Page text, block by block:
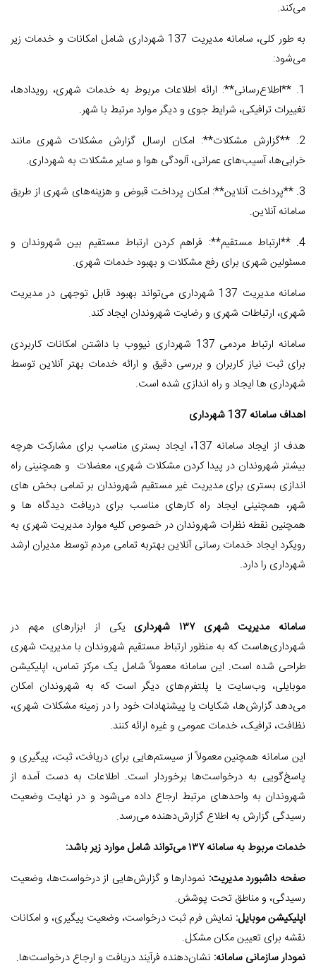
می‌کند.
به طور کلی، سامانه مدیریت 137 شهرداری شامل امکانات و خدمات زیر
می‌شود:
1. **اطلاع‌رسانی**: ارائه اطلاعات مربوط به خدمات شهری، رویدادها،
تغییرات ترافیکی، شرایط جوی و دیگر موارد مرتبط با شهر.
2. **گزارش مشکلات**: امکان ارسال گزارش مشکلات شهری مانند
خرابی‌ها، آسیب‌های عمرانی، آلودگی هوا و سایر مشکلات به شهرداری.
3. **پرداخت آنلاین**: امکان پرداخت قبوض و هزینه‌های شهری از طریق
سامانه آنلاین.
4. **ارتباط مستقیم**: فراهم کردن ارتباط مستقیم بین شهروندان و
مسئولین شهری برای رفع مشکلات و بهبود خدمات شهری.
سامانه مدیریت 137 شهرداری می‌تواند بهبود قابل توجهی در مدیریت
شهری، ارتباطات شهری و رضایت شهروندان ایجاد کند.
سامانه ارتباط مردمی 137 شهرداری نیووب با داشتن امکانات کاربردی
برای ثبت نیاز کاربران و بررسی دقیق و ارائه خدمات بهتر آنلاین توسط
شهرداری ها ایجاد و راه اندازی شده است.
اهداف سامانه 137 شهرداری
هدف از ایجاد سامانه 137، ایجاد بستری مناسب برای مشارکت هرچه
بیشتر شهروندان در پیدا کردن مشکلات شهری، معضلات و همچنینی راه
اندازی بستری برای مدیریت غیر مستقیم شهروندان بر تمامی بخش های
شهر، همچنینی ایجاد راه کارهای مناسب برای دریافت دیدگاه ها و
همچنین نقطه نظرات شهروندان در خصوص کلیه موارد مدیریت شهری به
رویکرد ایجاد خدمات رسانی آنلاین بهتربه تمامی مردم توسط مدیران ارشد
شهرداری را دارد.
سامانه مدیریت شهری ۱۳۷ شهرداری
یکی از ابزارهای مهم در
شهرداری‌هاست که به منظور ارتباط مستقیم شهروندان با مدیریت شهری
طراحی شده است. این سامانه معمولاً شامل یک مرکز تماس، اپلیکیشن
موبایلی، وب‌سایت یا پلتفرم‌های دیگر است که به شهروندان امکان
می‌دهد گزارش‌ها، شکایات یا پیشنهادات خود را در زمینه مشکلات شهری،
نظافت، ترافیک، خدمات عمومی و غیره ارائه کنند.
این سامانه همچنین معمولاً از سیستم‌هایی برای دریافت، ثبت، پیگیری و
پاسخ‌گویی به درخواست‌ها برخوردار است. اطلاعات به دست آمده از
شهروندان به واحدهای مرتبط ارجاع داده می‌شود و در نهایت وضعیت
رسیدگی گزارش به اطلاع گزارش‌دهنده می‌رسد.
خدمات مربوط به سامانه ۱۳۷ می‌تواند شامل موارد زیر باشد:
صفحه داشبورد مدیریت: نمودارها و گزارش‌هایی از درخواست‌ها، وضعیت
رسیدگی، و مناطق تحت پوشش.
اپلیکیشن موبایل: نمایش فرم ثبت درخواست، وضعیت پیگیری، و امکانات
نقشه برای تعیین مکان مشکل.
نمودار سازمانی سامانه: نشان‌دهنده فرآیند دریافت و ارجاع درخواست‌ها.